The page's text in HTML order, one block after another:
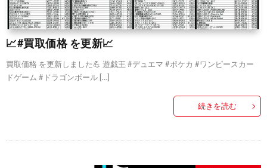
📈#買取価格 を更新📈
買取価格 を更新しました💪 遊戯王 #デュエマ #ポケカ #ワンピースカー
ドゲーム #ドラゴンボール […]
続きを読む